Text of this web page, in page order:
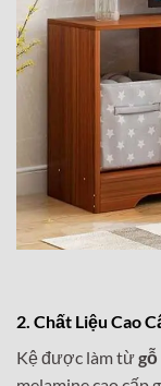
2. Chất Liệu Cao
Kệ được làm từgỗ